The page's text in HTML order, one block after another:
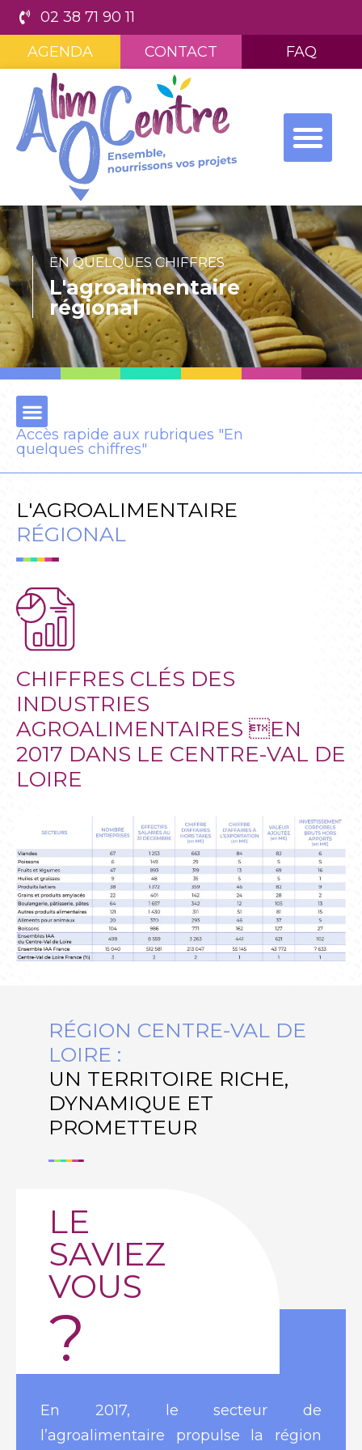
02 38 71 90 11
AGENDA
CONTACT FAQ
EN QUELQUES CHIFFRES
L'agroalimentaire
régional
Accès rapide aux rubriques "En
quelques chiffres"
L'AGROALIMENTAIRE
RÉGIONAL
CHIFFRES CLÉS DES
INDUSTRIES
AGROALIMENTAIRES EN
2017 DANS LE CENTRE-VAL DE
LOIRE
RÉGION CENTRE-VAL DE
LOIRE :
UN TERRITOIRE RICHE,
DYNAMIQUE ET
PROMETTEUR
LE
SAVIEZ
VOUS
?
En 2017, le secteur de
l’agroalimentaire propulse la région